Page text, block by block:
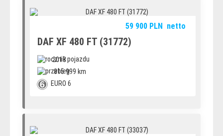
59 900 PLN netto
DAF XF 480 FT (31772)
2018
815 999 km
EURO 6